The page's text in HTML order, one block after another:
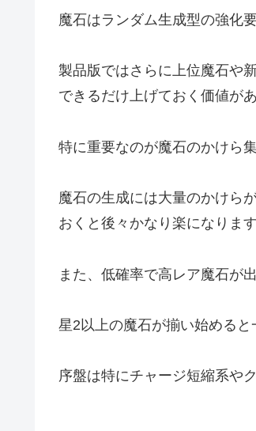
魔石はランダム生成型の強化
製品版ではさらに上位魔石や
できるだけ上げておく価値があ
特に重要なのが魔石のかけら集
魔石の生成には大量のかけら
おくと後々かなり楽になります
また、低確率で高レア魔石が
星2以上の魔石が揃い始めると
序盤は特にチャージ短縮系や